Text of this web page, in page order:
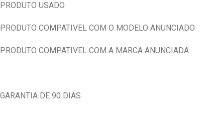
PRODUTO USADO
PRODUTO COMPATIVEL COM O MODELO ANUNCIADO
PRODUTO COMPATIVEL COM A MARCA ANUNCIADA
GARANTIA DE 90 DIAS